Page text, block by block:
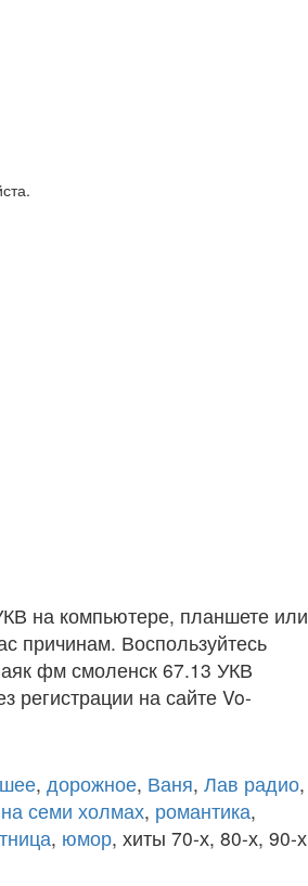
на компьютере, планшете или
причинам. Воспользуйтесь
фм смоленск 67.13 УКВ
регистрации на сайте Vo-
, дорожное, Ваня, Лав радио,
семи холмах, романтика,
, юмор, хиты 70-х, 80-х, 90-х